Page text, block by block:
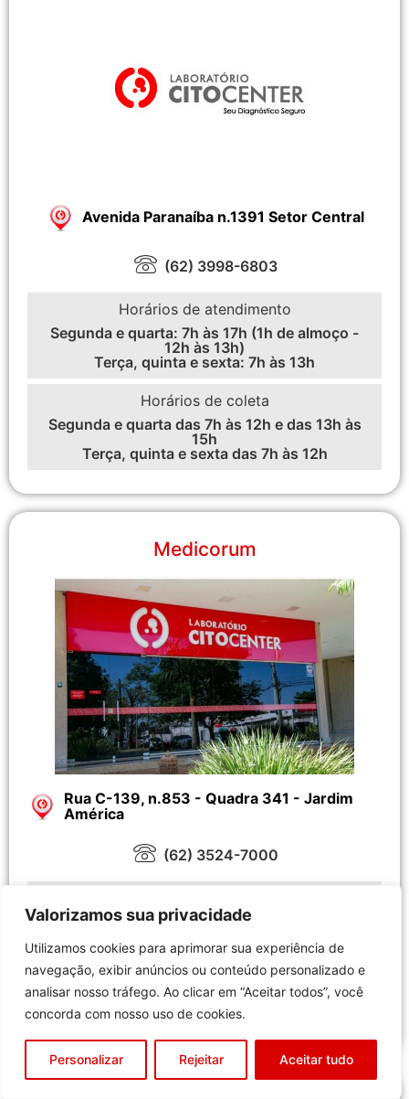
Valorizamos sua privacidade
Utilizamos cookies para aprimorar sua experiência de
navegação, exibir anúncios ou conteúdo personalizado e
analisar nosso tráfego. Ao clicar em “Aceitar todos”, você
concorda com nosso uso de cookies.
Personalizar Rejeitar Aceitar tudo
Avenida Paranaíba n.1391 Setor Central
(62) 3998-6803
Horários de atendimento
Segunda e quarta: 7h às 17h (1h de almoço -
12h às 13h)
Terça, quinta e sexta: 7h às 13h
Horários de coleta
Segunda e quarta das 7h às 12h e das 13h às
15h
Terça, quinta e sexta das 7h às 12h
Medicorum
Rua C-139, n.853 - Quadra 341 - Jardim
América
(62) 3524-7000
Segunda a Sexta das 6h30 às 17h Sábado das
Horários de coleta
Segunda a Sexta das 6h30 às 15h Sábado das
7h às 10h